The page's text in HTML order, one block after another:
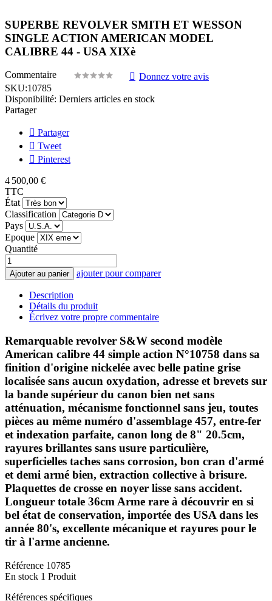
SUPERBE REVOLVER SMITH ET WESSON
SINGLE ACTION AMERICAN MODEL
CALIBRE 44 - USA XIXè
Commentaire
Donnez votre avis
SKU:10785
Disponibilité: Derniers articles en stock
Partager
Partager
Tweet
Pinterest
4 500,00 €
TTC
État
Classification
Pays
Epoque
Quantité
Ajouter au panier ajouter pour comparer
Description
Détails du produit
Écrivez votre propre commentaire
Remarquable revolver S&W second modèle
American calibre 44 simple action N°10758 dans sa
finition d'origine nickelée avec belle patine grise
localisée sans aucun oxydation, adresse et brevets sur
la bande supérieur du canon bien net sans
atténuation, mécanisme fonctionnel sans jeu, toutes
pièces au même numéro d'assemblage 457, entre-fer
et indexation parfaite, canon long de 8" 20.5cm,
rayures brillantes sans usure particulière,
superficielles taches sans corrosion, bon cran d'armé
et demi armé bien, extraction collective à brisure.
Plaquettes de crosse en noyer lisse sans accident.
Longueur totale 36cm Arme rare à découvrir en si
bel état de conservation, importée des USA dans les
année 80's, excellente mécanique et rayures pour le
tir à l'arme ancienne.
Référence 10785
En stock 1 Produit
Références spécifiques